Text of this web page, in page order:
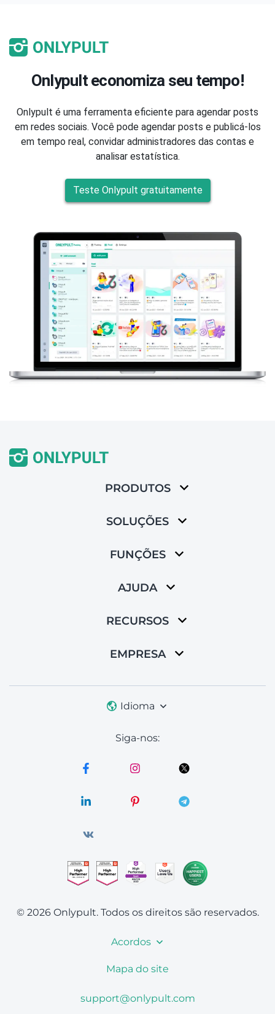
Onlypult economiza seu tempo!
Onlypult é uma ferramenta eficiente para agendar posts
em redes sociais. Você pode agendar posts e publicá-los
em tempo real, convidar administradores das contas e
analisar estatística.
Teste Onlypult gratuitamente
PRODUTOS
SOLUÇÕES
FUNÇÕES
AJUDA
RECURSOS
EMPRESA
Idioma
Siga-nos:
© 2026 Onlypult. Todos os direitos são reservados.
Acordos
Mapa do site
support@onlypult.com